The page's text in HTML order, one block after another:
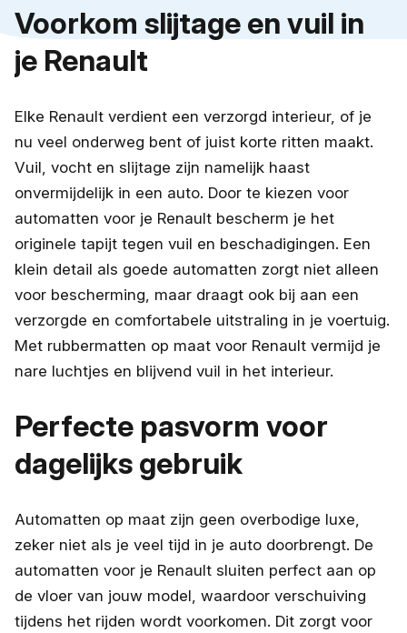
Voorkom slijtage en vuil in
je Renault
Elke Renault verdient een verzorgd interieur, of je
nu veel onderweg bent of juist korte ritten maakt.
Vuil, vocht en slijtage zijn namelijk haast
onvermijdelijk in een auto. Door te kiezen voor
automatten voor je Renault bescherm je het
originele tapijt tegen vuil en beschadigingen. Een
klein detail als goede automatten zorgt niet alleen
voor bescherming, maar draagt ook bij aan een
verzorgde en comfortabele uitstraling in je voertuig.
Met rubbermatten op maat voor Renault vermijd je
nare luchtjes en blijvend vuil in het interieur.
Perfecte pasvorm voor
dagelijks gebruik
Automatten op maat zijn geen overbodige luxe,
zeker niet als je veel tijd in je auto doorbrengt. De
automatten voor je Renault sluiten perfect aan op
de vloer van jouw model, waardoor verschuiving
tijdens het rijden wordt voorkomen. Dit zorgt voor